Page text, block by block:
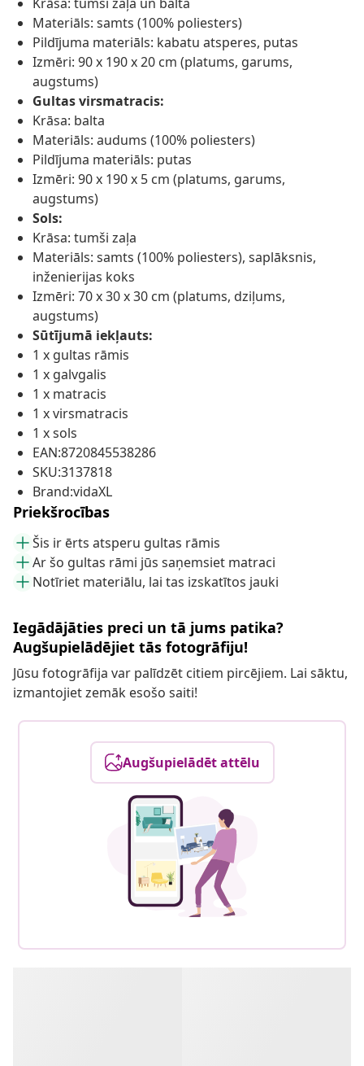
Materiāls: samts (100% poliesters)
Pildījuma materiāls: kabatu atsperes, putas
Izmēri: 90 x 190 x 20 cm (platums, garums,
augstums)
Gultas virsmatracis:
Krāsa: balta
Materiāls: audums (100% poliesters)
Pildījuma materiāls: putas
Izmēri: 90 x 190 x 5 cm (platums, garums,
augstums)
Sols:
Krāsa: tumši zaļa
Materiāls: samts (100% poliesters), saplāksnis,
inženierijas koks
Izmēri: 70 x 30 x 30 cm (platums, dziļums,
augstums)
Sūtījumā iekļauts:
1 x gultas rāmis
1 x galvgalis
1 x matracis
1 x virsmatracis
1 x sols
EAN:8720845538286
SKU:3137818
Brand:vidaXL
Priekšrocības
Šis ir ērts atsperu gultas rāmis
Ar šo gultas rāmi jūs saņemsiet matraci
Notīriet materiālu, lai tas izskatītos jauki
Iegādājāties preci un tā jums patika?
Augšupielādējiet tās fotogrāfiju!
Jūsu fotogrāfija var palīdzēt citiem pircējiem. Lai sāktu,
izmantojiet zemāk esošo saiti!
Augšupielādēt attēlu